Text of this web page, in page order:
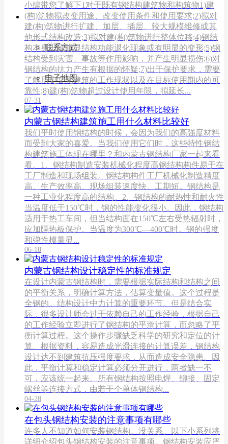
联系我们
联系方式
电子地图
小编带您了解下1对于既有钢结构建筑物和构筑物1)建
(构)筑物拟改变用途、改变使用条件和使用要求;2)拟对
建(构)筑物进行扩建、加层、插层、较大规模维修或其
他形式结构改造;3)拟对建(构)筑物进行整体位移;4)钢结
构本身出现明显结构功能退化现象或有明显的变形;5)钢
结构受到灾害、事故等作用影响，并产生明显损伤;6)对
钢结构的抗力产生有根据的怀疑;7)出于保护要求，需要
了解历史文化建筑的工作现状以及在目标使用期内的可
靠性;8)建(构)筑物超过设计使用年限，拟延长...
07-31
内蒙古钢结构建筑施工用什么材料比较好
我们平时使用钢结构的时候，会因为我们的高强度材料
而受到大家的喜爱。当我们使用它们时，这些特性钢结
构建筑施工体现在哪里？和内蒙古钢结构厂家一起来看
看。1、钢结构制造安装机械化程度高钢结构构件易于在
工厂制造和现场组装。钢结构构件工厂机械化制造精度
高、生产效率高、现场组装速度快、工期短。钢结构是
一种工业化程度高的结构。2、钢结构的耐热性和耐火性
当温度低于150℃时，钢的性能变化很小。因此，钢结构
适用于热工车间，但当结构面在150℃左右受热辐射时，
应加隔热板保护。当温度为300℃—400℃时。钢的强度
和弹性模量显...
06-18
内蒙古钢结构设计稳定性的标准规定
在设计内蒙古钢结构时，需要根据实际结构和结构之间
的平衡关系，明确计算方法，估算变量值。这个过程是
全钢的。结构设计中力计算的重要环节。但是结合实
际，很多设计师会过于依赖自己的工作经验，根据自己
的工作经验立即进行了钢结构的平滑计算，而忽略了平
衡计算过程。这个操作步骤缺乏科学的研究和定位的计
算。根据资料，容易造成光滑连接的计算误差，钢结构
设计达不到建筑抗压强度要求，从而造成安全隐患。因
此，平衡计算和稳定计算必须分开进行，两者缺一不
可，应该统一起来。所有钢结构按照电焊、铆接、固定
螺丝等连接方式，由若干个单体钢结构...
04-28
在包头钢结构安装的注意事项有哪些
许多人不知道如何安装钢结构。没关系。以下小系列将
详细介绍包头钢结构安装的注意事项。钢结构安装应严